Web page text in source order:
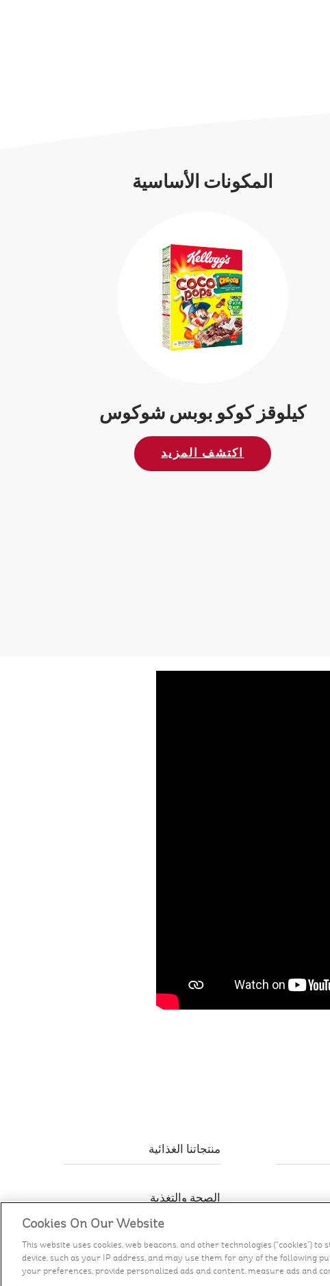
المكونات الأساسية
كيلوقز كوكو بوبس شوكوس
اكتشف المزيد
منتجاتنا الغذائية
الصحة والتغذية
Cookies On Our Website
This website uses cookies, web beacons, and other technologies (“cookies”)
device, such as your IP address, and may use them for any of the following
your preferences, provide personalized ads and content, measure ads and